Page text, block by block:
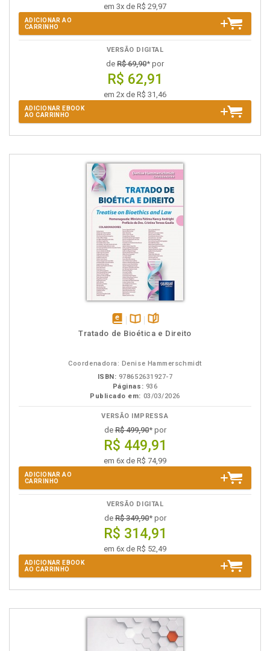
em 3x de R$ 29,97
ADICIONAR AO
CARRINHO
VERSÃO DIGITAL
de R$ 69,90* por
R$ 62,91
em 2x de R$ 31,46
ADICIONAR EBOOK
AO CARRINHO
disponívelDisponível
páginas
Tratado de Bioética e Direito
Coordenadora: Denise Hammerschmidt
ISBN: 978652631927-7
Páginas: 936
Publicado em: 03/03/2026
VERSÃO IMPRESSA
deR$ 499,90* por
R$ 449,91
em 6x de R$ 74,99
ADICIONAR AO
CARRINHO
VERSÃO DIGITAL
deR$ 349,90* por
R$ 314,91
em 6x de R$ 52,49
ADICIONAR EBOOK
AO CARRINHO